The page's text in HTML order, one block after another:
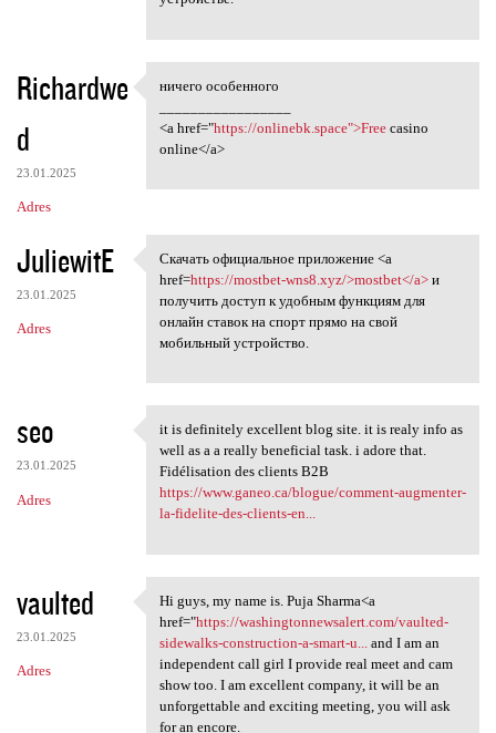
Richardwe
d
23.01.2025
Adres
ничего особенного
ничего особенного
<a href="https://onlinebk.space">Freecasino
online</a>
JuliewitE
23.01.2025
Adres
Скачать официальное
Скачать официальное приложение <a
href=https://mostbet-wns8.xyz/>mostbet</a>и
получить доступ к удобным функциям для
онлайн ставок на спорт прямо на свой
мобильный устройство.
seo
23.01.2025
Adres
it is definitely excellent
it is definitely excellent blog site. it is realy info as
well as a a really beneficial task. i adore that.
Fidélisation des clients B2B
https://www.ganeo.ca/blogue/comment-augmenter-
la-fidelite-des-clients-en...
vaulted
23.01.2025
Adres
Hi guys, my name is. Puja
Hi guys, my name is. Puja Sharma<a
href="https://washingtonnewsalert.com/vaulted-
sidewalks-construction-a-smart-u...
and I am an
independent call girl I provide real meet and cam
show too. I am excellent company, it will be an
unforgettable and exciting meeting, you will ask
for an encore.